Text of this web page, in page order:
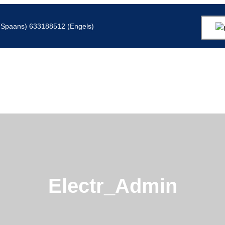
633188512 (Engels)
Electr_Admin